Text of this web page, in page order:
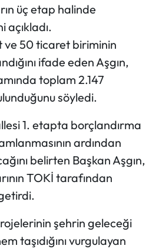
üç etap halinde
ve 50 ticaret biriminin
ifade eden Aşgın,
toplam 2.147
söyledi.
1. etapta borçlandırma
ardından
belirten Başkan Aşgın,
TOKİ tarafından
şehrin geleceği
taşıdığını vurgulayan